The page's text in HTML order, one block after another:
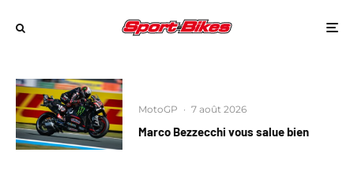
MotoGP · 7 août 2026
Marco Bezzecchi vous salue bien